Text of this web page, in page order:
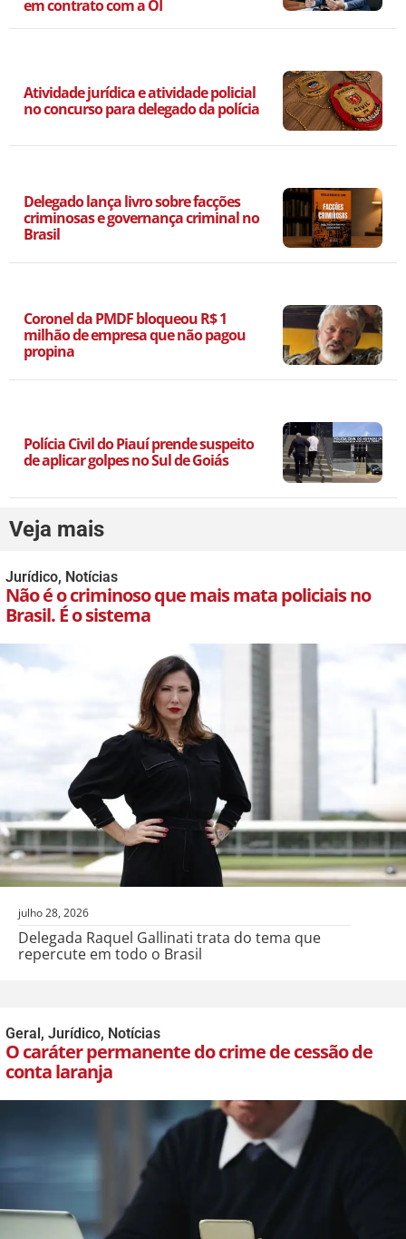
em contrato com a OI
Atividade jurídica e atividade policial
no concurso para delegado da polícia
Delegado lança livro sobre facções
criminosas e governança criminal no
Brasil
Coronel da PMDF bloqueou R$ 1
milhão de empresa que não pagou
propina
Polícia Civil do Piauí prende suspeito
de aplicar golpes no Sul de Goiás
Veja mais
Jurídico, Notícias
Não é o criminoso que mais mata policiais no
Brasil. É o sistema
julho 28, 2026
Delegada Raquel Gallinati trata do tema que
repercute em todo o Brasil
Geral , Jurídico, Notícias
O caráter permanente do crime de cessão de
conta laranja